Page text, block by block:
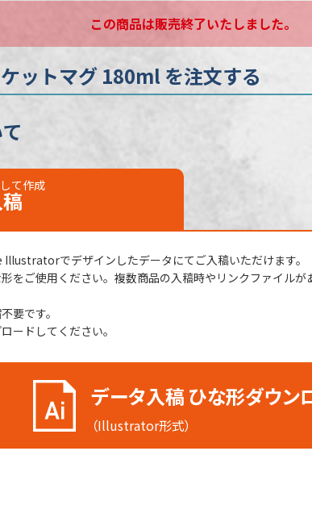
この商品は販売終了いたしました。
ットマグ 180ml を注文する
て作成
Illustratorでデザインしたデータにてご入稿いただけます。
をご使用ください。複数商品の入稿時やリンクファイル
要です。
ードしてください。
データ入稿 ひな形ダウン
（Illustrator形式）